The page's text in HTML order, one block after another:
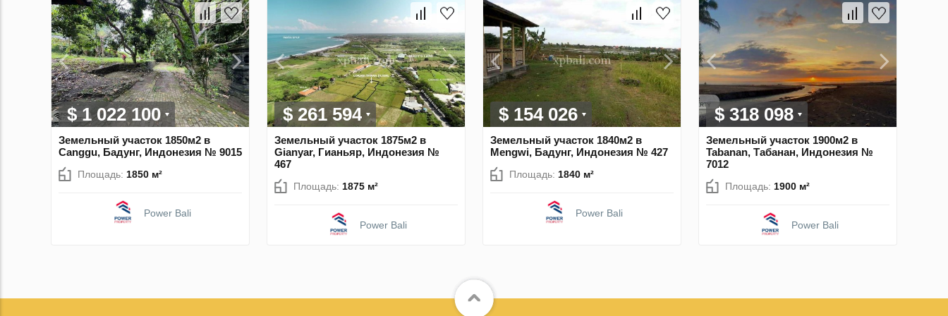
$ 1 022 100
Земельный участок 1850м2 в
Canggu, Бадунг, Индонезия № 9015
Площадь: 1850 м²
Power Bali
$ 261 594
Земельный участок 1875м2 в
Gianyar, Гианьяр, Индонезия №
467
Площадь: 1875 м²
Power Bali
$ 154 026
Земельный участок 1840м2 в
Mengwi, Бадунг, Индонезия № 427
Площадь: 1840 м²
Power Bali
$ 318 098
Земельный участок 1900м2 в
Tabanan, Табанан, Индонезия №
7012
Площадь: 1900 м²
Power Bali